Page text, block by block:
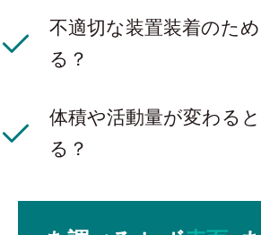
不適切な装置装着のた
る？
体積や活動量が変わる
る？